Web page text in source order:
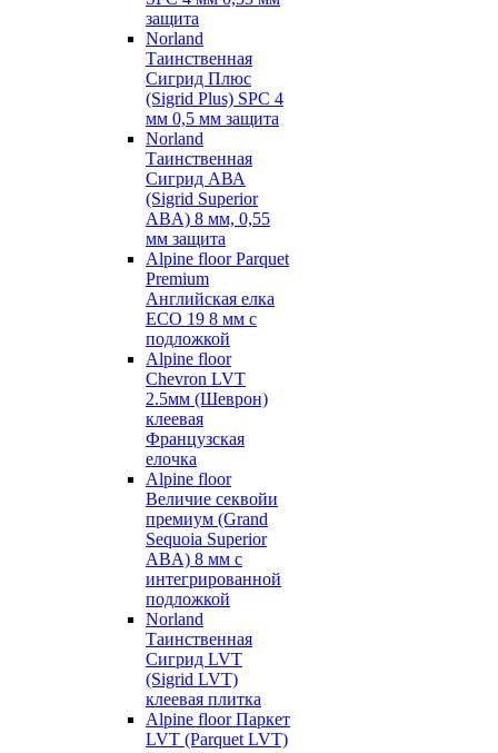
защита
Norland
Таинственная
Сигрид Плюс
(Sigrid Plus) SPC 4
мм 0,5 мм защита
Norland
Таинственная
Сигрид АВА
(Sigrid Superior
ABA) 8 мм, 0,55
мм защита
Alpine floor Parquet
Premium
Английская елка
ECO 19 8 мм с
подложкой
Alpine floor
Chevron LVT
2.5мм (Шеврон)
клеевая
Французская
елочка
Alpine floor
Величие секвойи
премиум (Grand
Sequoia Superior
ABA) 8 мм с
интегрированной
подложкой
Norland
Таинственная
Сигрид LVT
(Sigrid LVT)
клеевая плитка
Alpine floor Паркет
LVT (Parquet LVT)